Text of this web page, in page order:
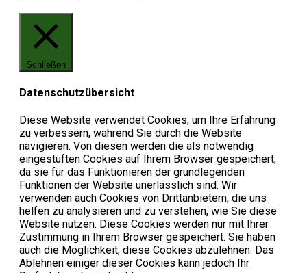
Schließen
Datenschutzübersicht
Diese Website verwendet Cookies, um Ihre Erfahrung
zu verbessern, während Sie durch die Website
navigieren. Von diesen werden die als notwendig
eingestuften Cookies auf Ihrem Browser gespeichert,
da sie für das Funktionieren der grundlegenden
Funktionen der Website unerlässlich sind. Wir
verwenden auch Cookies von Drittanbietern, die uns
helfen zu analysieren und zu verstehen, wie Sie diese
Website nutzen. Diese Cookies werden nur mit Ihrer
Zustimmung in Ihrem Browser gespeichert. Sie haben
auch die Möglichkeit, diese Cookies abzulehnen. Das
Ablehnen einiger dieser Cookies kann jedoch Ihr